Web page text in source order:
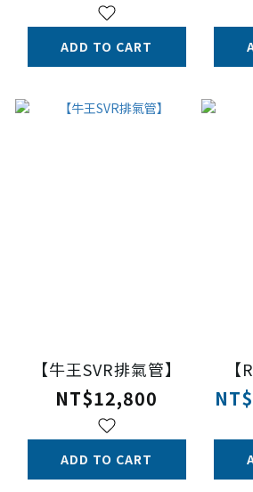
ADD TO CART
【牛王SVR排氣管】
NT$12,800
ADD TO CART